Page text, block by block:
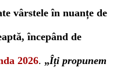
vârsteleîn nuanțe de
începând de
2026. „Îți propunem